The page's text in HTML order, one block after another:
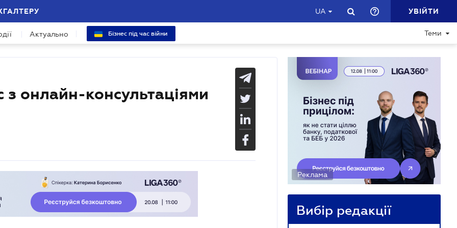
UA УВІЙТИ
Актуально Бізнес під час війни Теми
з онлайн-консультаціями
Реклама
Вибір редакції